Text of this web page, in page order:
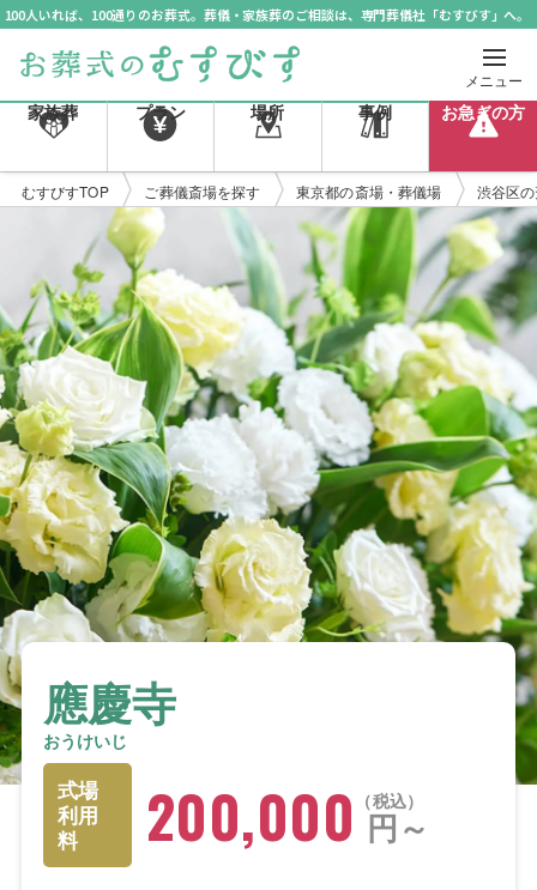
100人いれば、100通りのお葬式。葬儀・家族葬のご相談は、専門葬儀社「むすびす」へ。
メニュー
家族葬 プラン 場所 事例 お急ぎの方
むすびすTOP ご葬儀斎場を探す 東京都の斎場・葬儀場 渋谷区
應慶寺
おうけいじ
式場
利用
料
税込
200,000 円～